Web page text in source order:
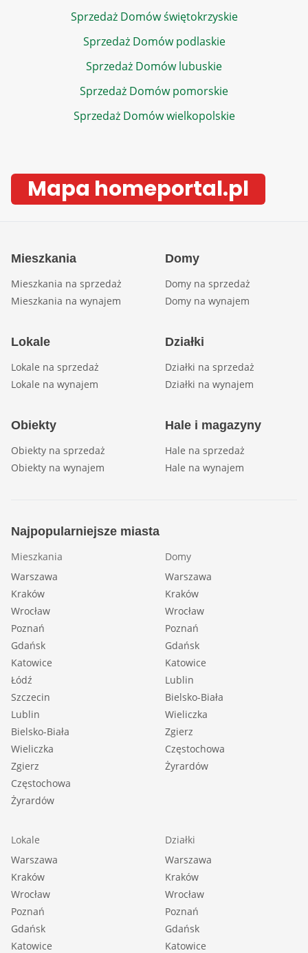
Sprzedaż Domów świętokrzyskie
Sprzedaż Domów podlaskie
Sprzedaż Domów lubuskie
Sprzedaż Domów pomorskie
Sprzedaż Domów wielkopolskie
Mapa homeportal.pl
Mieszkania
Mieszkania na sprzedaż
Mieszkania na wynajem
Domy
Domy na sprzedaż
Domy na wynajem
Lokale
Lokale na sprzedaż
Lokale na wynajem
Działki
Działki na sprzedaż
Działki na wynajem
Obiekty
Obiekty na sprzedaż
Obiekty na wynajem
Hale i magazyny
Hale na sprzedaż
Hale na wynajem
Najpopularniejsze miasta
Mieszkania
Warszawa
Kraków
Wrocław
Poznań
Gdańsk
Katowice
Łódź
Szczecin
Lublin
Bielsko-Biała
Wieliczka
Zgierz
Częstochowa
Żyrardów
Domy
Warszawa
Kraków
Wrocław
Poznań
Gdańsk
Katowice
Lublin
Bielsko-Biała
Wieliczka
Zgierz
Częstochowa
Żyrardów
Lokale
Warszawa
Kraków
Wrocław
Poznań
Gdańsk
Katowice
Działki
Warszawa
Kraków
Wrocław
Poznań
Gdańsk
Katowice